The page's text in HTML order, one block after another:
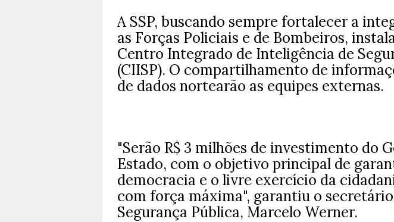
A SSP, buscando sempre fortalecer a
as Forças Policiais e de Bombeiros,
Centro Integrado de Inteligência de
(CIISP). O compartilhamento de
de dados nortearão as equipes externas.
"Serão R$ 3 milhões de investimento do
Estado, com o objetivo principal de
democracia e o livre exercício da
com força máxima", garantiu o
Segurança Pública, Marcelo Werner.